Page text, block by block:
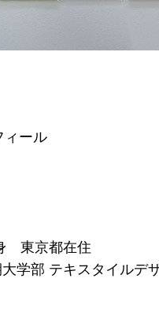
ィール
東京都在住
学部 テキスタイルデ